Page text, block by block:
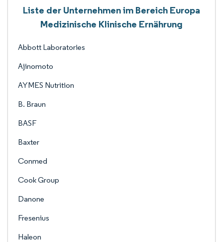
Liste der Unternehmen im Bereich Europa
Medizinische Klinische Ernährung
Abbott Laboratories
Ajinomoto
AYMES Nutrition
B. Braun
BASF
Baxter
Conmed
Cook Group
Danone
Fresenius
Haleon